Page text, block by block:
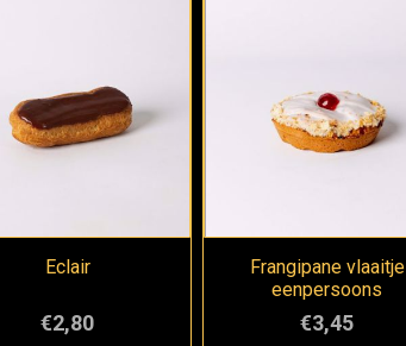
Eclair
€2,80
Frangipane vlaaitje
eenpersoons
€3,45